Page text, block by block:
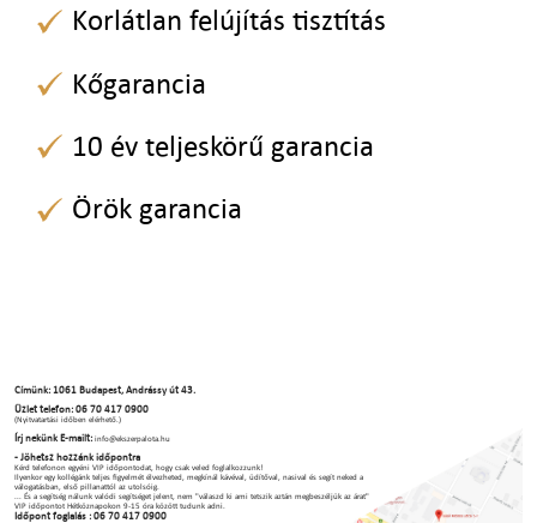
Korlátlan felújítás tisztítás
Kőgarancia
10 év teljeskörű garancia
Örök garancia
Címünk: 1061 Budapest, Andrássy út 43.
Üzlet telefon: 06 70 417 0900
(Nyitvatartási időben elérhető.)
Írj nekünk E-mailt:info@ekszerpalota.hu
- Jöhetsz hozzánk időpontra
Kérd telefonon egyéni VIP időpontodat, hogy csak veled foglalkozzunk!
Ilyenkor egy kollégánk teljes figyelmét élvezheted, megkínál kávéval, üdítőval, nasival és segít neked a
válogatásban, első pillanattól az utolsóig.
... És a segítség nálunk valódi segítséget jelent, nem "válaszd ki ami tetszik aztán megbeszéljük az árat"
VIP időpontot Hétköznapokon 9-15 óra között tudunk adni.
Időpont foglalás : 06 70 417 0900